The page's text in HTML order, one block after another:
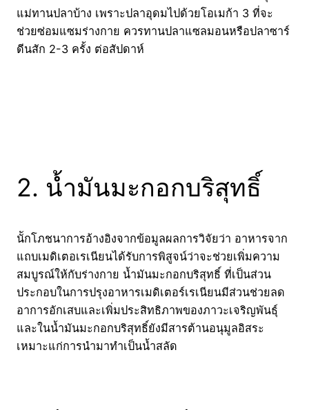
แม่ทานปลาบ้าง เพราะปลาอุดมไปด้วยโอเมก้า 3 ที่จะ
ช่วยซ่อมแซมร่างกาย ควรทานปลาแซลมอนหรือปลาซาร์
ดีนสัก 2-3 ครั้ง ต่อสัปดาห์
2. น้ำมันมะกอกบริสุทธิ์
นัักโภชนาการอ้างอิงจากข้อมูลผลการวิจัยว่า อาหารจาก
แถบเมดิเตอเรเนียนได้รับการพิสูจน์ว่าจะช่วยเพิ่มความ
สมบูรณ์ให้กับร่างกาย น้ำมันมะกอกบริสุทธิ์ ที่เป็นส่วน
ประกอบในการปรุงอาหารเมดิเตอร์เรเนียนมีส่วนช่วยลด
อาการอักเสบและเพิ่มประสิทธิภาพของภาวะเจริญพันธุ์
และในน้ำมันมะกอกบริสุทธิ์ยังมีสารต้านอนุมูลอิสระ
เหมาะแก่การนำมาทำเป็นน้ำสลัด